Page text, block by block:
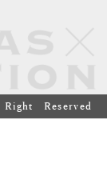
Right Reserved